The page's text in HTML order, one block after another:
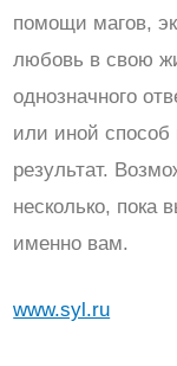
помощи магов,
любовь в свою
однозначного
или иной способ
результат.
несколько, пока
именно вам.
www.syl.ru